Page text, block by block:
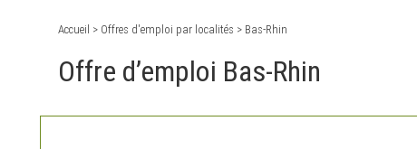
Accueil > Offres d'emploi par localités > Bas-Rhin
Offre d’emploi Bas-Rhin